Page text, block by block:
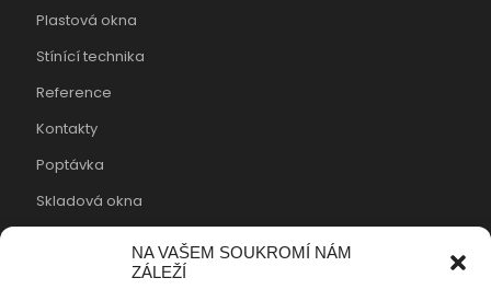
NA VAŠEM SOUKROMÍ NÁM
ZÁLEŽÍ
Plastová okna
Stínící technika
Reference
Kontakty
Poptávka
Skladová okna